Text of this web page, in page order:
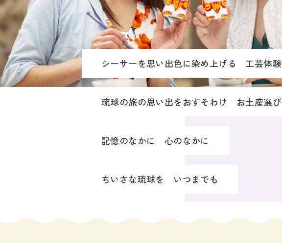
シーサーを思い出色に染め上げる 工芸体験
琉球の旅の思い出をおすそわけ お土産選び
記憶のなかに 心のなかに
ちいさな琉球を いつまでも